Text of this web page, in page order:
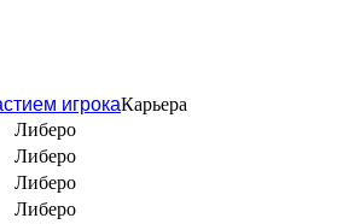
игрокаКарьера
Либеро
Либеро
Либеро
Либеро